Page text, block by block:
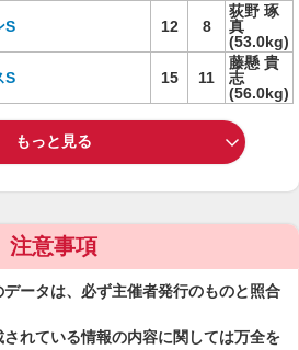
S 12 8
荻野 琢
真
(53.0kg)
S 15 11
藤懸 貴
志
(56.0kg)
もっと見る
注意事項
ータは、必ず主催者発行のものと照合
れている情報の内容に関しては万全を